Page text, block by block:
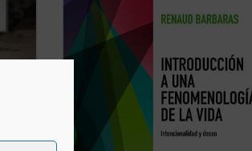
la
fenomenología. No hay pensamiento
fenomenológico, empezando por el de su
fundador, para el que esta noción no
desempeñe un papel central. De la
husserliana a la vida fáctica
(ver ficha)